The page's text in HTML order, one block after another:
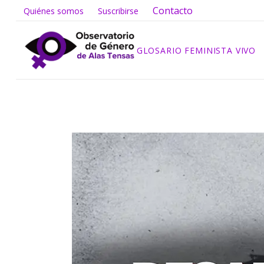
Quiénes somos Suscribirse Contacto
GLOSARIO FEMINISTA VIVO